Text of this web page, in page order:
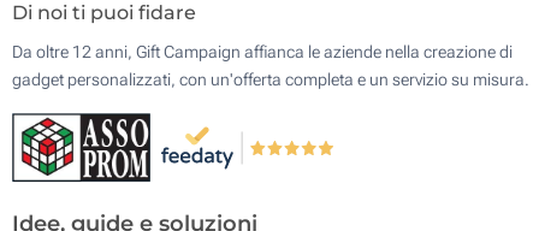
Di noi ti puoi fidare
Da oltre 12 anni, Gift Campaign affianca le aziende nella creazione di
gadget personalizzati, con un'offerta completa e un servizio su misura.
Idee, guide e soluzioni